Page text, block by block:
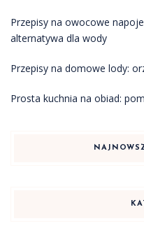
Przepisy na owocowe
alternatywa dla wody
Przepisy na domowe lody:
Prosta kuchnia na obiad: